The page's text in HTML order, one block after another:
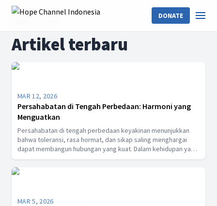
DONATE
Artikel terbaru
MAR 12, 2026
Persahabatan di Tengah Perbedaan: Harmoni yang
Menguatkan
Persahabatan di tengah perbedaan keyakinan menunjukkan
bahwa toleransi, rasa hormat, dan sikap saling menghargai
dapat membangun hubungan yang kuat. Dalam kehidupan yang
penuh keberagaman, persahabatan mampu menjadi jembatan
yang menyatukan orang-orang dari latar belakang iman yang
berbeda sehingga tercipta keharmonisan, pengertian, dan
MAR 5, 2026